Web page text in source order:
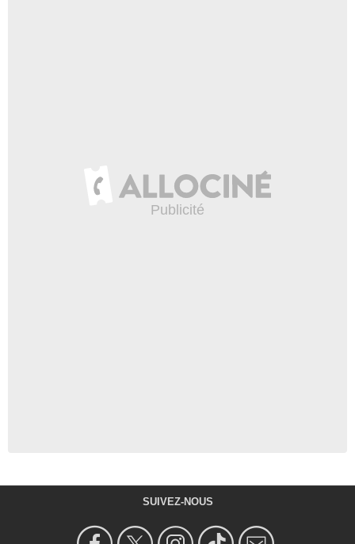
SUIVEZ-NOUS